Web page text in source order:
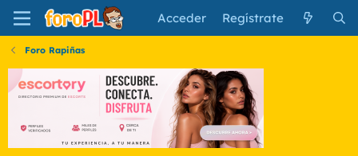
Acceder Regístrate
Foro Rapiñas